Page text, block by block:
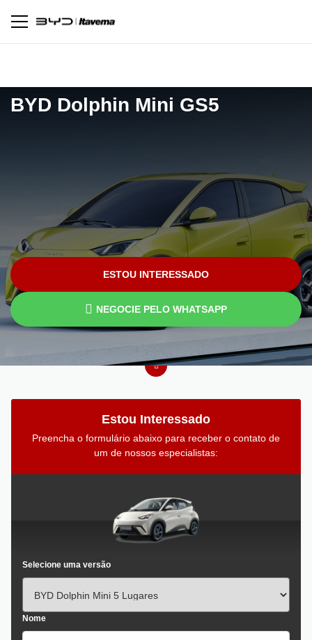
BYD Dolphin Mini GS5
ESTOU INTERESSADO
NEGOCIE PELO WHATSAPP
Estou Interessado
Preencha o formulário abaixo para receber o contato de
um de nossos especialistas:
Selecione uma versão
Nome